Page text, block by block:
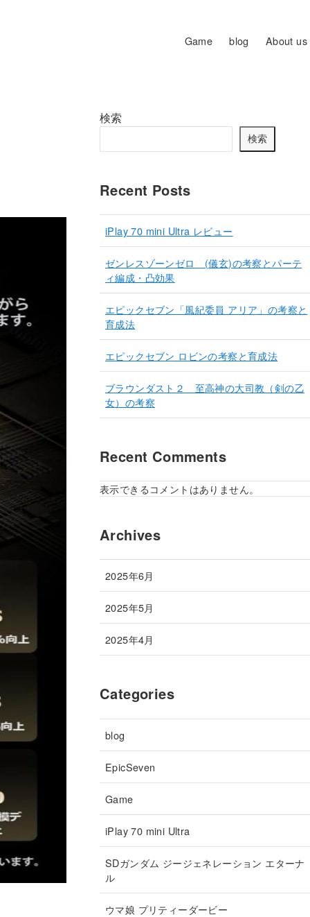
Game blog About us
検索
検索
Recent Posts
iPlay 70 mini Ultra レビュー
ゼンレスゾーンゼロ (儀玄)の考察とパーテ
ィ編成・凸効果
エピックセブン「風紀委員 アリア」の考察と
育成法
エピックセブン ロビンの考察と育成法
ブラウンダスト２ 至高神の大司教（剣の乙
女）の考察
Recent Comments
表示できるコメントはありません。
Archives
2025年6月
2025年5月
2025年4月
Categories
blog
EpicSeven
Game
iPlay 70 mini Ultra
SDガンダム ジージェネレーション エターナ
ル
ウマ娘 プリティーダービー